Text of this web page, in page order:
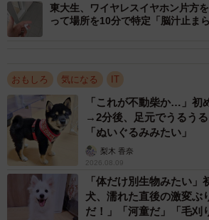
それでよまわりさんは、Xの画面をス
ぎて顔ない」と投稿。“顔ない”とは、
ところが、この投稿が自身でもビック
ズリに。
「面白い展開」
「好きだよこれwww」
「なんでそうなるんｗ」
東大生、ワイヤレスイヤホン片方
って場所を10分で特定「脳汁止ま
おもしろ 気になる IT
「これが不動柴か…」初
→2分後、足元でうるう
「ぬいぐるみみたい」
梨木 香奈
2026.08.09
「体だけ別生物みたい」
犬、濡れた直後の激変
だ！」「河童だ」「毛刈